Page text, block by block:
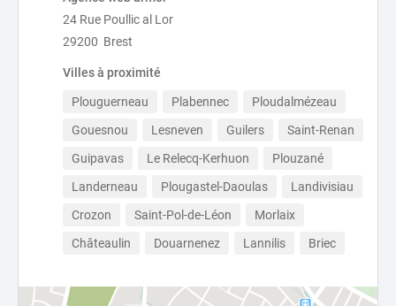
24 Rue Poullic al Lor
29200 Brest
Villes à proximité
Plouguerneau Plabennec
Ploudalmézeau
Gouesnou
Lesneven Guilers
Saint-Renan
Guipavas
Le Relecq-Kerhuon
Plouzané
Landerneau
Plougastel-Daoulas
Landivisiau
Crozon
Saint-Pol-de-Léon
Morlaix
Châteaulin
Douarnenez Lannilis Briec